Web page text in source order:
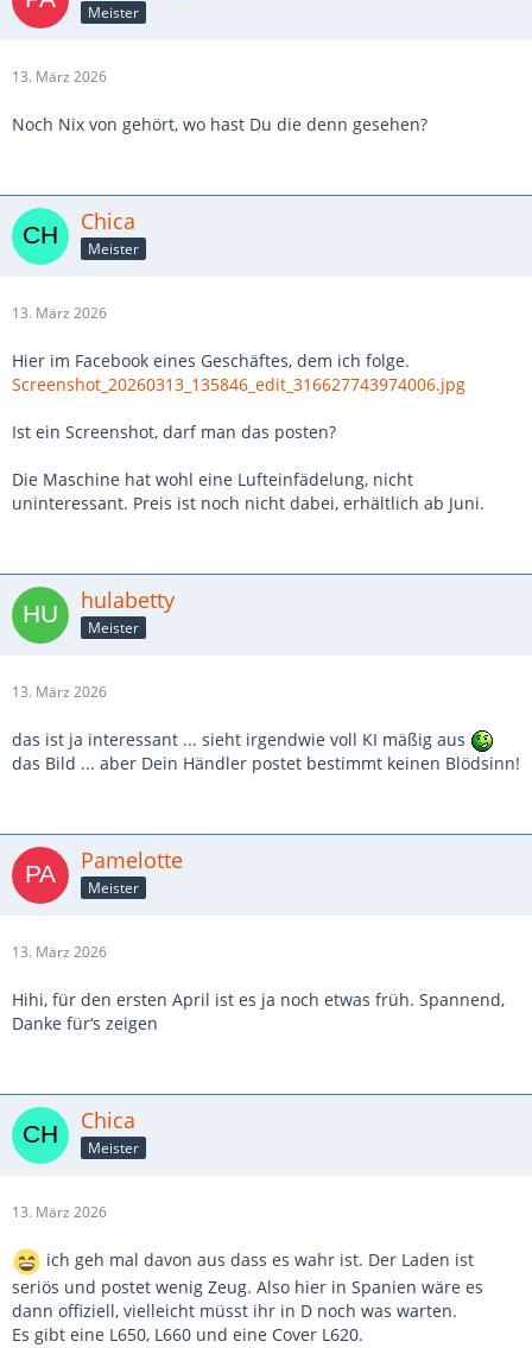
Meister
13. März 2026
Noch Nix von gehört, wo hast Du die denn gesehen?
Chica
Meister
13. März 2026
Hier im Facebook eines Geschäftes, dem ich folge.
Screenshot_20260313_135846_edit_316627743974006.jpg
Ist ein Screenshot, darf man das posten?
Die Maschine hat wohl eine Lufteinfädelung, nicht
uninteressant. Preis ist noch nicht dabei, erhältlich ab Juni.
hulabetty
Meister
13. März 2026
das ist ja interessant ... sieht irgendwie voll KI mäßig aus
das Bild ... aber Dein Händler postet bestimmt keinen Blödsinn!
Pamelotte
Meister
13. März 2026
Hihi, für den ersten April ist es ja noch etwas früh. Spannend,
Danke für‘s zeigen
Chica
Meister
13. März 2026
ich geh mal davon aus dass es wahr ist. Der Laden ist
seriös und postet wenig Zeug. Also hier in Spanien wäre es
dann offiziell, vielleicht müsst ihr in D noch was warten.
Es gibt eine L650, L660 und eine Cover L620.